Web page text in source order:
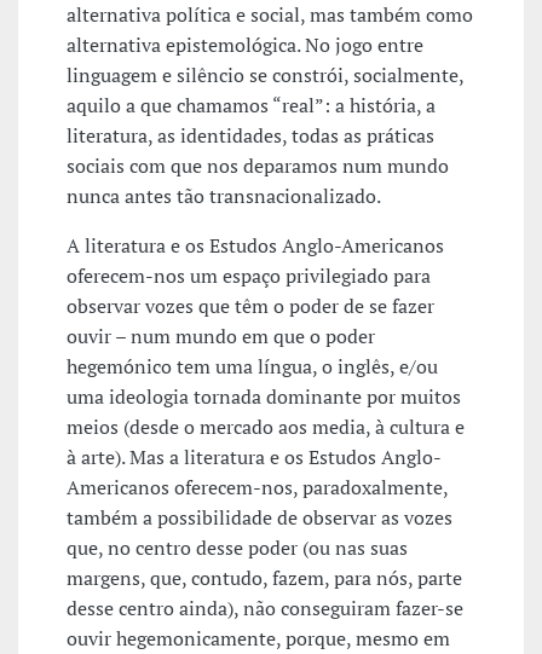
alternativa política e social, mas também como
alternativa epistemológica. No jogo entre
linguagem e silêncio se constrói, socialmente,
aquilo a que chamamos “real”: a história, a
literatura, as identidades, todas as práticas
sociais com que nos deparamos num mundo
nunca antes tão transnacionalizado.
A literatura e os Estudos Anglo-Americanos
oferecem-nos um espaço privilegiado para
observar vozes que têm o poder de se fazer
ouvir – num mundo em que o poder
hegemónico tem uma língua, o inglês, e/ou
uma ideologia tornada dominante por muitos
meios (desde o mercado aos media, à cultura e
à arte). Mas a literatura e os Estudos Anglo-
Americanos oferecem-nos, paradoxalmente,
também a possibilidade de observar as vozes
que, no centro desse poder (ou nas suas
margens, que, contudo, fazem, para nós, parte
desse centro ainda), não conseguiram fazer-se
ouvir hegemonicamente, porque, mesmo em